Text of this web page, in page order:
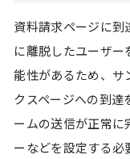
資料請求ページに到
に離脱したユーザー
能性があるため、サ
クスページへの到達
ームの送信が正常に
ーなどを設定する必